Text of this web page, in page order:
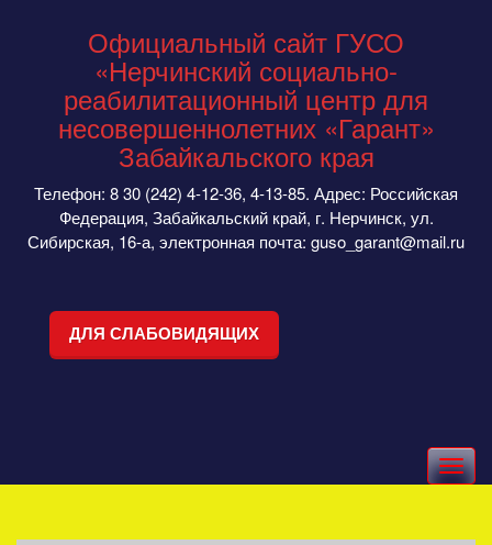
Официальный сайт ГУСО
«Нерчинский социально-
реабилитационный центр для
несовершеннолетних «Гарант»
Забайкальского края
Телефон: 8 30 (242) 4-12-36, 4-13-85. Адрес: Российская
Федерация, Забайкальский край, г. Нерчинск, ул.
Сибирская, 16-а, электронная почта: guso_garant@mail.ru
ДЛЯ СЛАБОВИДЯЩИХ
Toggle
navigation